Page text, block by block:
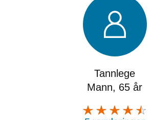
Tannlege
Mann, 65 år